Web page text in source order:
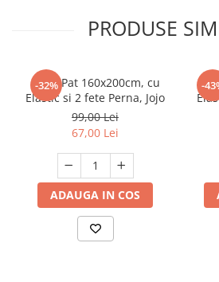
PRODUSE
-32%
Husa Pat 160x200cm, cu
Elastic si 2 fete Perna, Jojo
99,00 Lei
67,00 Lei
ADAUGA IN COS
-